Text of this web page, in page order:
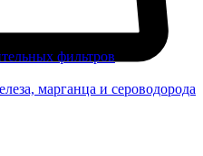
фильтров
марганца и сероводорода